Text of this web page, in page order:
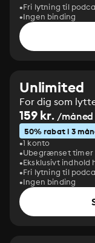
Fri lytning til
Ingen binding
Unlimited
For dig som
159 kr. /måned
50% rabat i 3
1 konto
Ubegrænset timer
Eksklusivt indhold
Fri lytning til
Ingen binding